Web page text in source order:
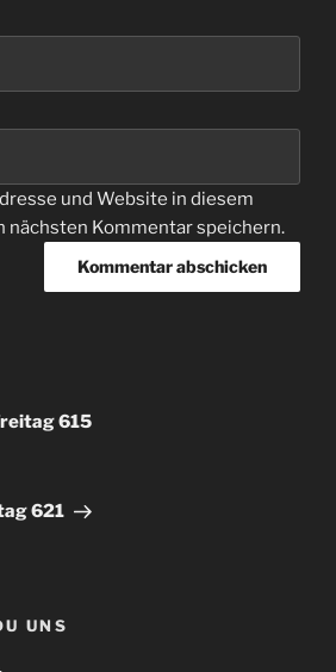
und Website in diesem
nächsten Kommentar speichern.
615
621
UNS